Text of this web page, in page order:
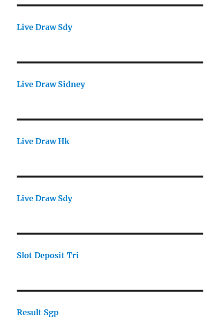
Live Draw Sdy
Live Draw Sidney
Live Draw Hk
Live Draw Sdy
Slot Deposit Tri
Result Sgp